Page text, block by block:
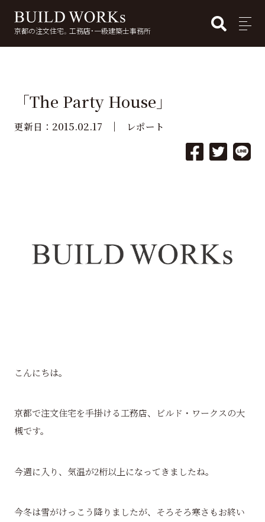
京都の注文住宅。工務店・一級建築士事務所 MENU
「The Party House」
更新日： 2015.02.17 レポート
こんにちは。
京都で注文住宅を手掛ける工務店、ビルド・ワークスの大
槻です。
今週に入り、気温が2桁以上になってきましたね。
今冬は雪がけっこう降りましたが、そろそろ寒さもお終い